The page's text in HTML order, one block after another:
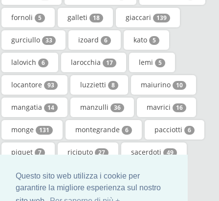
Questo sito web utilizza i cookie per
garantire la migliore esperienza sul nostro
fornoli 5 galleti 18 giaccari 139
gurciullo 33 izoard 6 kato 5
lalovich 6 larocchia 17 lemi 5
locantore 93 luzzietti 8 maiurino 10
mangatia 14 manzulli 36 mavrici 16
monge 131 montegrande 6 pacciotti 6
piquet 7 riciputo 27 sacerdoti 49
scaietti 5 stufara 21 tambussa
ventisette 32 vigorita 64